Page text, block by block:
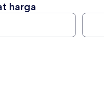
harga